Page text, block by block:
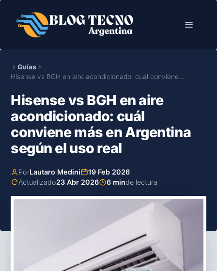
contenido
Menú
Guías
Hisense vs BGH en aire acondicionado: cuál conviene…
Hisense vs BGH en aire
acondicionado: cuál
conviene más en Argentina
según el uso real
PorLautaro Medini
19 Feb 2026
Actualizado23 Abr 2026 6 minde lectura